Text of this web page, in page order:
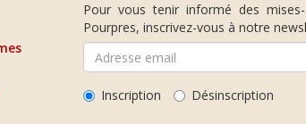
Pour vous tenir informé des
Pourpres, inscrivez-vous à notre
Inscription Désinscription